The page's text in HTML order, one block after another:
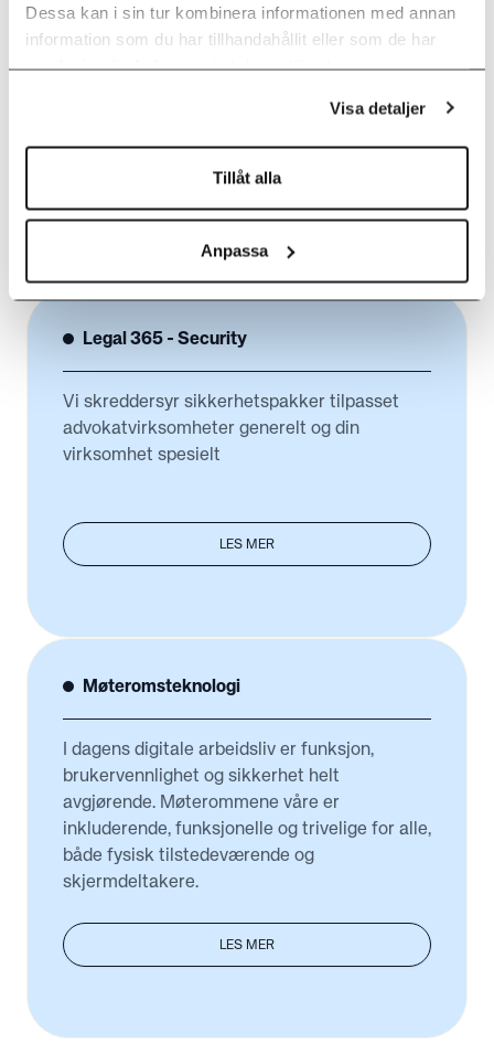
Dessa kan i sin tur kombinera informationen med annan
information som du har tillhandahållit eller som de har
samlat in när du har använt deras tjänster.
Visa detaljer
Tillåt alla
Anpassa
Vi opererer ofte som virksomheters IT-
avdeling, tilpasset dine behov.
LES MER
Legal 365 - Security
Vi skreddersyr sikkerhetspakker tilpasset
advokatvirksomheter generelt og din
virksomhet spesielt
LES MER
Møteromsteknologi
I dagens digitale arbeidsliv er funksjon,
brukervennlighet og sikkerhet helt
avgjørende. Møterommene våre er
inkluderende, funksjonelle og trivelige for alle,
både fysisk tilstedeværende og
skjermdeltakere.
LES MER